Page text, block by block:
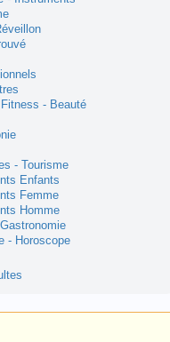
- Beauté
- Tourisme
Enfants
Femme
Homme
- Horoscope